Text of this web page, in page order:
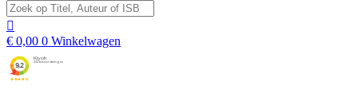
€ 0,00 0 Winkelwagen